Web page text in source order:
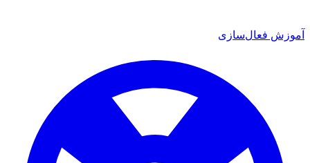
فعال‌سازی